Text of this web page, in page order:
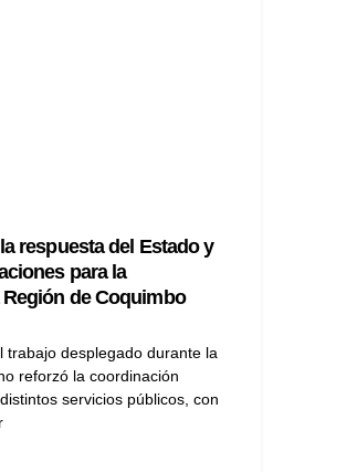
respuesta del Estado y
para la
de Coquimbo
trabajo desplegado durante la
reforzó la coordinación
servicios públicos, con